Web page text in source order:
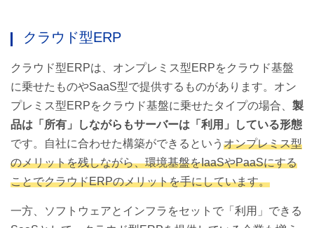
クラウド型ERP
クラウド型ERPは、オンプレミス型ERPをクラウド基盤
に乗せたものやSaaS型で提供するものがあります。オン
プレミス型ERPをクラウド基盤に乗せたタイプの場合、 製
品は「所有」しながらもサーバーは「利用」している形態
です。自社に合わせた構築ができるという オンプレミス型
のメリットを残しながら、環境基盤をIaaSやPaaSにする
ことでクラウドERPのメリットを手にしています。
一方、ソフトウェアとインフラをセットで「利用」できる